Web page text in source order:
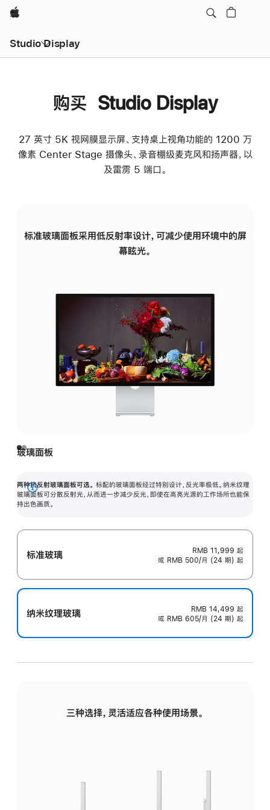
Apple
Studio Display
购买 Studio Display
27 英寸 5K 视网膜显示屏、支持桌上视角功能的 1200 万
像素 Center Stage 摄像头、录音棚级麦克风和扬声器，以
及雷雳 5 端口。
标准玻璃面板采用低反射率设计，可减少使用环境中的屏
幕眩光。
玻璃面板
两种抗反射玻璃面板可选。 标配的玻璃面板经过特别设计，反光率极低。纳米纹理
玻璃面板可分散反射光，从而进一步减少反光，即使在高亮光源的工作场所也能保
持出色画质。
展
开
标准玻璃 RMB 11,999 起
或 RMB 500/月 (24 期) 起
纳米纹理玻璃 RMB 14,499 起
或 RMB 605/月 (24 期) 起
三种选择，灵活适应各种使用场景。